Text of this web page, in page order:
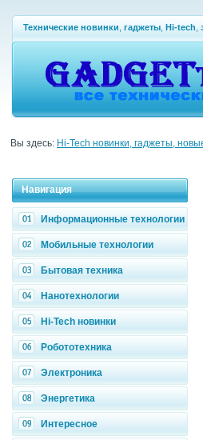
Технические новинки гаджеты Hi-tech
Вы здесь: Hi-Tech новинки, гаджеты,
Навигация
Информационные технологии
Мобильные технологии
Бытовая техника
Нанотехнологии
Hi-Tech новинки
Робототехника
Электроника
Энергетика
Интересное